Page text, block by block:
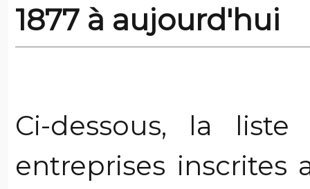
1877 à aujourd'hui
Ci-dessous, la
entreprises inscrites